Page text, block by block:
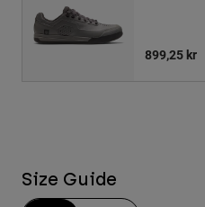
899,25 kr
Size Guide